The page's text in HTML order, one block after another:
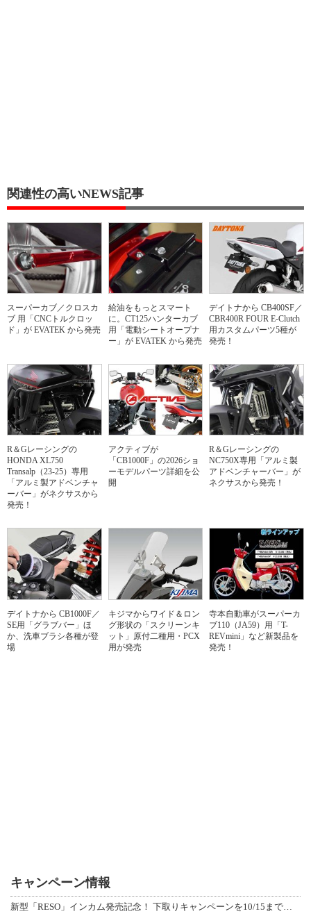
関連性の高いNEWS記事
スーパーカブ／クロスカ
ブ 用「CNCトルクロッ
ド」が EVATEK から発売
給油をもっとスマート
に。CT125ハンターカブ
用「電動シートオープナ
ー」が EVATEK から発売
デイトナから CB400SF／
CBR400R FOUR E-Clutch
用カスタムパーツ5種が
発売！
R＆Gレーシングの
HONDA XL750
Transalp（23-25）専用
「アルミ製アドベンチャ
ーバー」がネクサスから
発売！
アクティブが
「CB1000F」の2026ショ
ーモデルパーツ詳細を公
開
R＆Gレーシングの
NC750X専用「アルミ製
アドベンチャーバー」が
ネクサスから発売！
デイトナから CB1000F／
SE用「グラブバー」ほ
か、洗車ブラシ各種が登
場
キジマからワイド＆ロン
グ形状の「スクリーンキ
ット」原付二種用・PCX
用が発売
寺本自動車がスーパーカ
ブ110（JA59）用「T-
REVmini」など新製品を
発売！
キャンペーン情報